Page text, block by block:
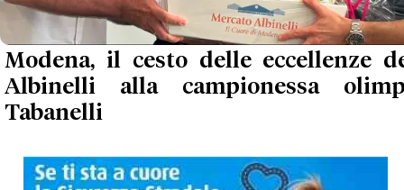
Modena, il cesto delle eccellenze
Albinelli alla campionessa
Tabanelli